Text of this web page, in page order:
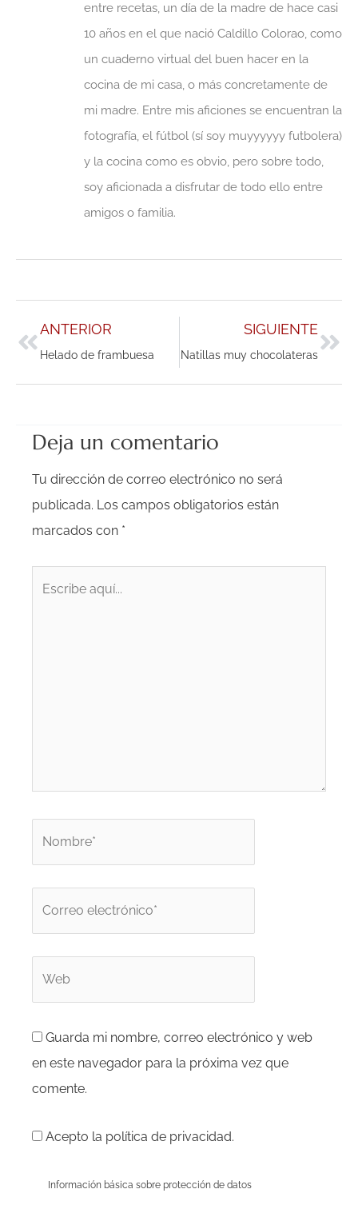
entre recetas, un día de la madre de hace casi
10 años en el que nació Caldillo Colorao, como
un cuaderno virtual del buen hacer en la
cocina de mi casa, o más concretamente de
mi madre. Entre mis aficiones se encuentran la
fotografía, el fútbol (sí soy muyyyyyy futbolera)
y la cocina como es obvio, pero sobre todo,
soy aficionada a disfrutar de todo ello entre
amigos o familia.
ANTERIOR
Helado de frambuesa
SIGUIENTE
Natillas muy chocolateras
Deja un comentario
Tu dirección de correo electrónico no será
publicada. Los campos obligatorios están
marcados con *
Guarda mi nombre, correo electrónico y web
en este navegador para la próxima vez que
comente.
Acepto la política de privacidad.
Información básica sobre protección de datos